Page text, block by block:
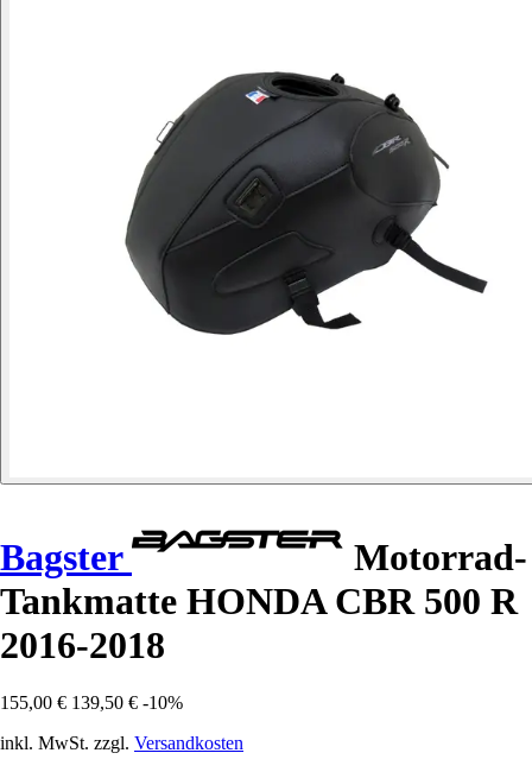
Bagster
Motorrad-
Tankmatte HONDA CBR 500 R
2016-2018
155,00 € 139,50 € -10%
inkl. MwSt. zzgl. Versandkosten